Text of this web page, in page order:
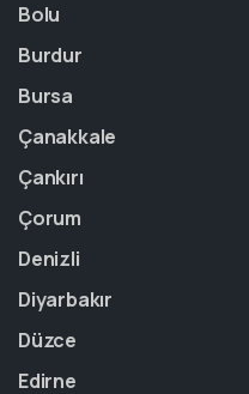
Bolu
Burdur
Bursa
Çanakkale
Çankırı
Çorum
Denizli
Diyarbakır
Düzce
Edirne